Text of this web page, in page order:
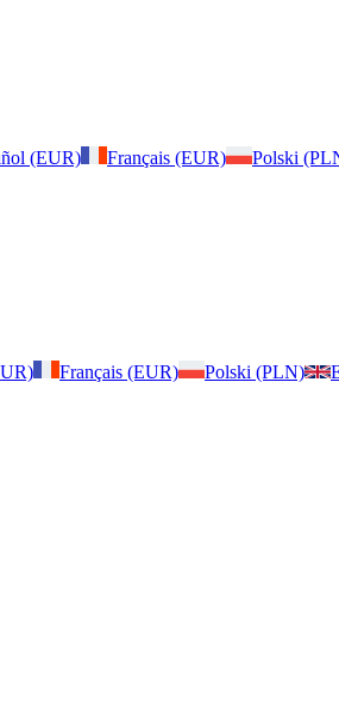
(EUR) Français (EUR) Polski
Français (EUR) Polski (PLN)